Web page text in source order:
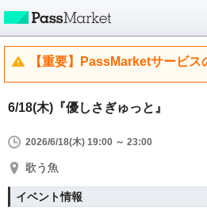
【重要】PassMarketサービス
6/18(木)『優しさぎゅっと』
2026/6/18(木) 19:00 ～ 23:00
歌う魚
イベント情報